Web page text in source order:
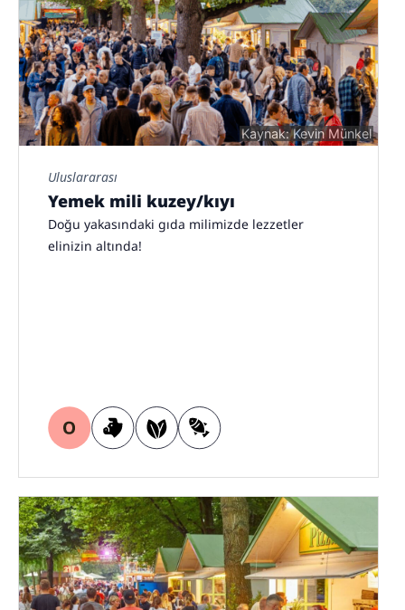
Kaynak: Kevin Münkel
Uluslararası
Yemek mili kuzey/kıyı
Doğu yakasındaki gıda milimizde lezzetler
elinizin altında!